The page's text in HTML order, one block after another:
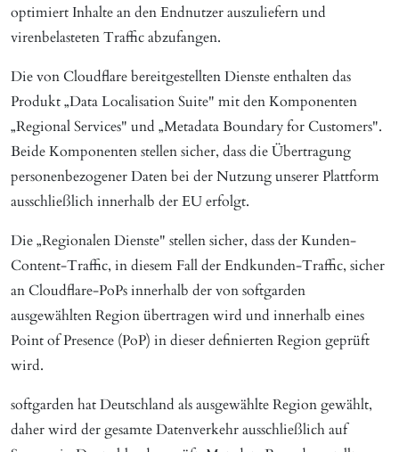
optimiert Inhalte an den Endnutzer auszuliefern und
virenbelasteten Traffic abzufangen.
Die von Cloudflare bereitgestellten Dienste enthalten das
Produkt „Data Localisation Suite" mit den Komponenten
„Regional Services" und „Metadata Boundary for Customers".
Beide Komponenten stellen sicher, dass die Übertragung
personenbezogener Daten bei der Nutzung unserer Plattform
ausschließlich innerhalb der EU erfolgt.
Die „Regionalen Dienste" stellen sicher, dass der Kunden-
Content-Traffic, in diesem Fall der Endkunden-Traffic, sicher
an Cloudflare-PoPs innerhalb der von softgarden
ausgewählten Region übertragen wird und innerhalb eines
Point of Presence (PoP) in dieser definierten Region geprüft
wird.
softgarden hat Deutschland als ausgewählte Region gewählt,
daher wird der gesamte Datenverkehr ausschließlich auf